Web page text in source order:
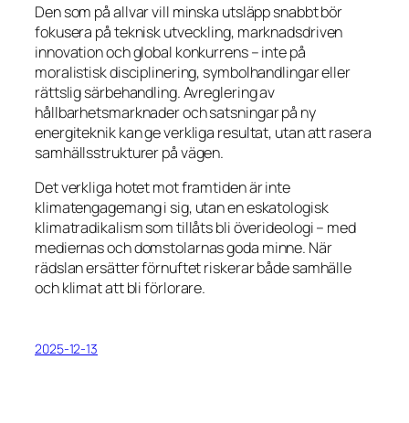
Den som på allvar vill minska utsläpp snabbt bör
fokusera på teknisk utveckling, marknadsdriven
innovation och global konkurrens – inte på
moralistisk disciplinering, symbolhandlingar eller
rättslig särbehandling. Avreglering av
hållbarhetsmarknader och satsningar på ny
energiteknik kan ge verkliga resultat, utan att rasera
samhällsstrukturer på vägen.
Det verkliga hotet mot framtiden är inte
klimatengagemang i sig, utan en eskatologisk
klimatradikalism som tillåts bli överideologi – med
mediernas och domstolarnas goda minne. När
rädslan ersätter förnuftet riskerar både samhälle
och klimat att bli förlorare.
2025-12-13